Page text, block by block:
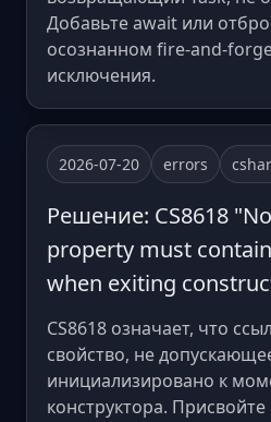
Добавьте await или
осознанном fire-and-
исключения.
2026-07-20 errors
Решение: CS8618
property must
when exiting
CS8618 означает, что
свойство, не
инициализировано к
конструктора. Присвойте